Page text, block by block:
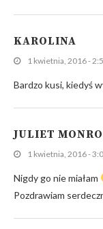
KAROLINA
1 kwietnia, 2016 -
Bardzo kusi, kiedyś
JULIET
1 kwietnia, 2016 -
Nigdy go nie miałam
Pozdrawiam